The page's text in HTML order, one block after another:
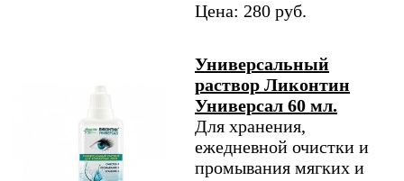
Цена: 280 руб.
Универсальный
раствор Ликонтин
Универсал 60 мл.
Для хранения,
ежедневной очистки и
промывания мягких и